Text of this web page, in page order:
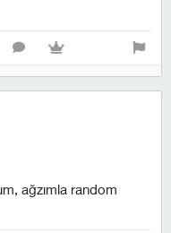
ağzımla random